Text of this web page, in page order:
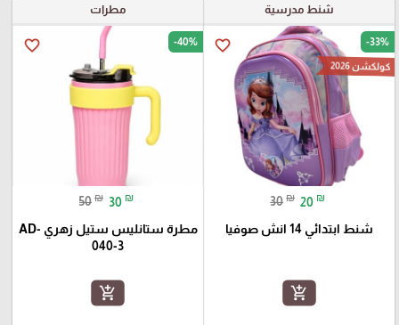
شنط مدرسية
favorite_border -33%
كولكشن 2026
30 ₪ 20 ₪
شنط ابتدائي 14 انش صوفيا
add_shopping_cart
مطرات
favorite_border -40%
50 ₪ 30 ₪
مطرة ستانليس ستيل زهري AD-
040-3
add_shopping_cart